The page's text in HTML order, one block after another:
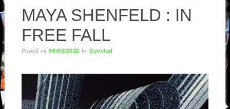
MAYA SHENFELD : IN
FREE FALL
Posted on06/02/2022 byDyvvlad